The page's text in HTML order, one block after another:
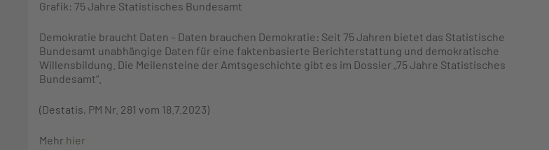
Grafik: 75 Jahre Statistisches Bundesamt
Demokratie braucht Daten – Daten brauchen Demokratie: Seit 75 Jahren bietet das Statistische
Bundesamt unabhängige Daten für eine faktenbasierte Berichterstattung und demokratische
Willensbildung. Die Meilensteine der Amtsgeschichte gibt es im Dossier „75 Jahre Statistisches
Bundesamt“.
(Destatis, PM Nr. 281 vom 18.7.2023)
Mehr hier